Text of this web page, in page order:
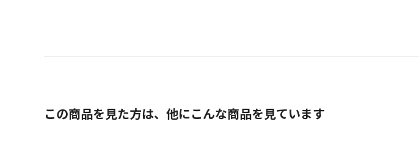
この商品を見た方は、他にこんな商品を見ています